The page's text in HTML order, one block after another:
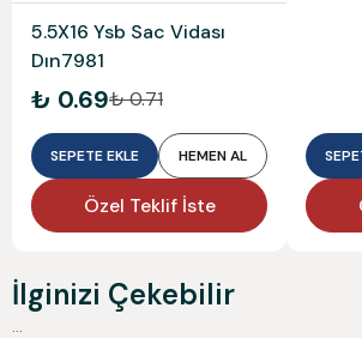
5.5X16 Ysb Sac Vidası
Dın7981
₺ 0.69₺ 0.71
SEPETE EKLE HEMEN AL
Özel Teklif İste
İlginizi Çekebilir
...